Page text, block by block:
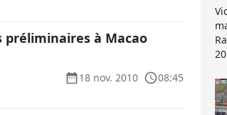
préliminaires à Macao
18 nov. 2010
08:45